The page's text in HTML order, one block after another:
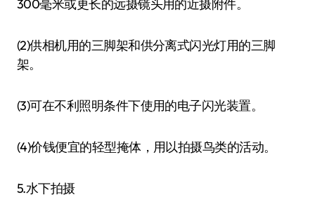
300毫米或更长的远摄镜头用的近摄附件。
(2)供相机用的三脚架和供分离式闪光灯用的三脚
架。
(3)可在不利照明条件下使用的电子闪光装置。
(4)价钱便宜的轻型掩体，用以拍摄鸟类的活动。
5.水下拍摄